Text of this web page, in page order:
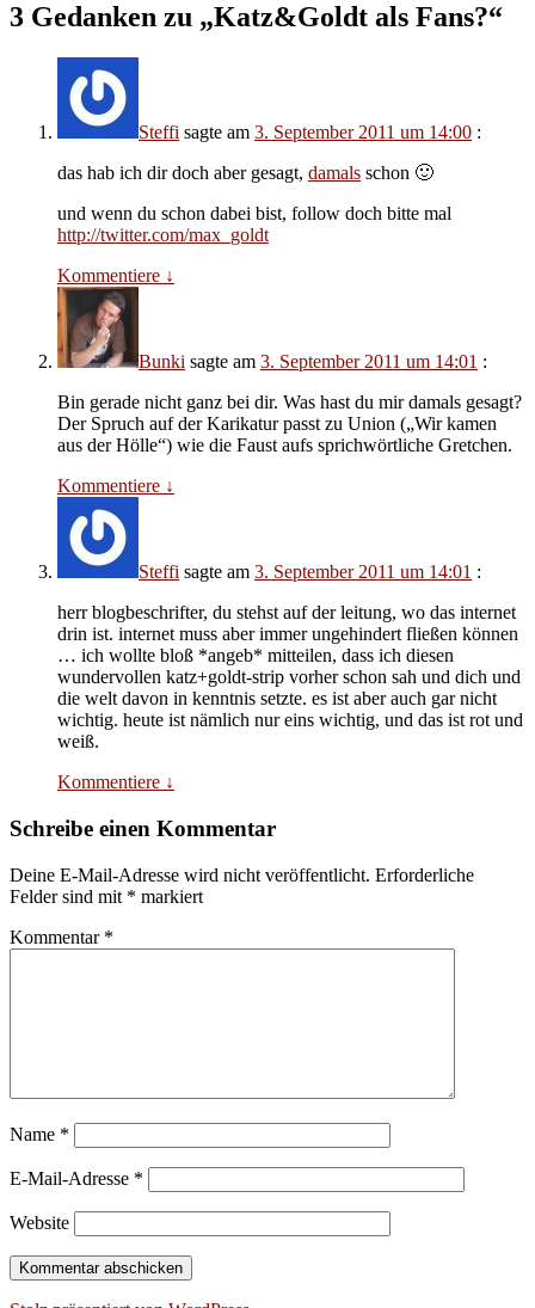
3 Gedanken zu „Katz&Goldt als Fans?“
Steffi sagte am 3. September 2011 um 14:00 :
das hab ich dir doch aber gesagt, damals schon 🙂
und wenn du schon dabei bist, follow doch bitte mal
http://twitter.com/max_goldt
Kommentiere ↓
Bunki sagte am 3. September 2011 um 14:01 :
Bin gerade nicht ganz bei dir. Was hast du mir damals gesagt?
Der Spruch auf der Karikatur passt zu Union („Wir kamen
aus der Hölle“) wie die Faust aufs sprichwörtliche Gretchen.
Kommentiere ↓
Steffi sagte am 3. September 2011 um 14:01 :
herr blogbeschrifter, du stehst auf der leitung, wo das internet
drin ist. internet muss aber immer ungehindert fließen können
… ich wollte bloß *angeb* mitteilen, dass ich diesen
wundervollen katz+goldt-strip vorher schon sah und dich und
die welt davon in kenntnis setzte. es ist aber auch gar nicht
wichtig. heute ist nämlich nur eins wichtig, und das ist rot und
weiß.
Kommentiere ↓
Schreibe einen Kommentar
Deine E-Mail-Adresse wird nicht veröffentlicht. Erforderliche
Felder sind mit * markiert
Kommentar *
Name *
E-Mail-Adresse *
Website